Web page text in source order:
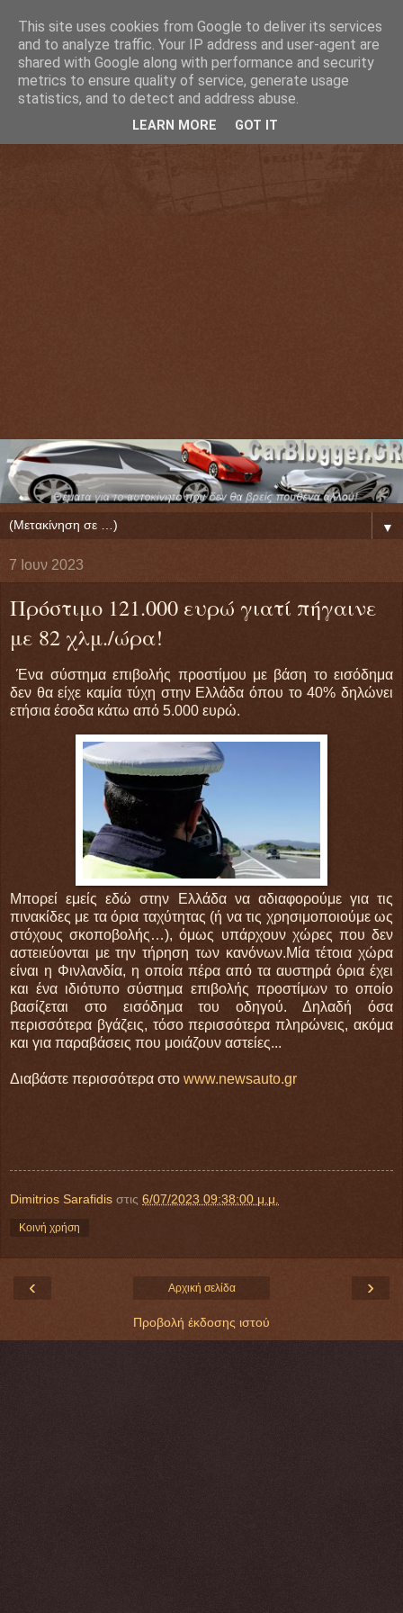
▼
7 Ιουν 2023
Πρόστιμο 121.000 ευρώ γιατί πήγαινε
με 82 χλμ./ώρα!
Ένα σύστημα επιβολής προστίμου με βάση το εισόδημα
δεν θα είχε καμία τύχη στην Ελλάδα όπου το 40% δηλώνει
ετήσια έσοδα κάτω από 5.000 ευρώ.
Μπορεί εμείς εδώ στην Ελλάδα να αδιαφορούμε για τις
πινακίδες με τα όρια ταχύτητας (ή να τις χρησιμοποιούμε ως
στόχους σκοποβολής…), όμως υπάρχουν χώρες που δεν
αστειεύονται με την τήρηση των κανόνων.Μία τέτοια χώρα
είναι η Φινλανδία, η οποία πέρα από τα αυστηρά όρια έχει
και ένα ιδιότυπο σύστημα επιβολής προστίμων το οποίο
βασίζεται στο εισόδημα του οδηγού. Δηλαδή όσα
περισσότερα βγάζεις, τόσο περισσότερα πληρώνεις, ακόμα
και για παραβάσεις που μοιάζουν αστείες...
Διαβάστε περισσότερα στο www.newsauto.gr
Dimitrios Sarafidis στις 6/07/2023 09:38:00 μ.μ.
Κοινή χρήση
‹ ›
Αρχική σελίδα
Προβολή έκδοσης ιστού
This site uses cookies from Google to deliver its services
and to analyze traffic. Your IP address and user-agent are
shared with Google along with performance and security
metrics to ensure quality of service, generate usage
statistics, and to detect and address abuse.
LEARN MORE GOT IT